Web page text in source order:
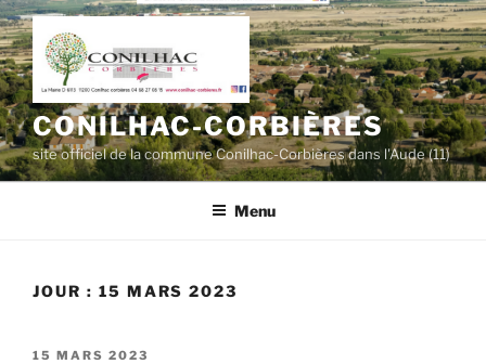
Aller
au
contenu
principal
CONILHAC-CORBIÈRES
site officiel de la commune Conilhac-Corbières dans l'Aude (11)
Menu
JOUR : 15 MARS 2023
PUBLIÉ
15 MARS 2023